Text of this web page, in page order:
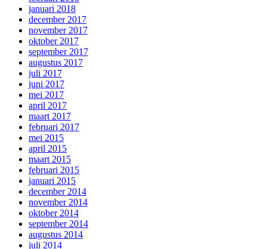
januari 2018
december 2017
november 2017
oktober 2017
september 2017
augustus 2017
juli 2017
juni 2017
mei 2017
april 2017
maart 2017
februari 2017
mei 2015
april 2015
maart 2015
februari 2015
januari 2015
december 2014
november 2014
oktober 2014
september 2014
augustus 2014
juli 2014